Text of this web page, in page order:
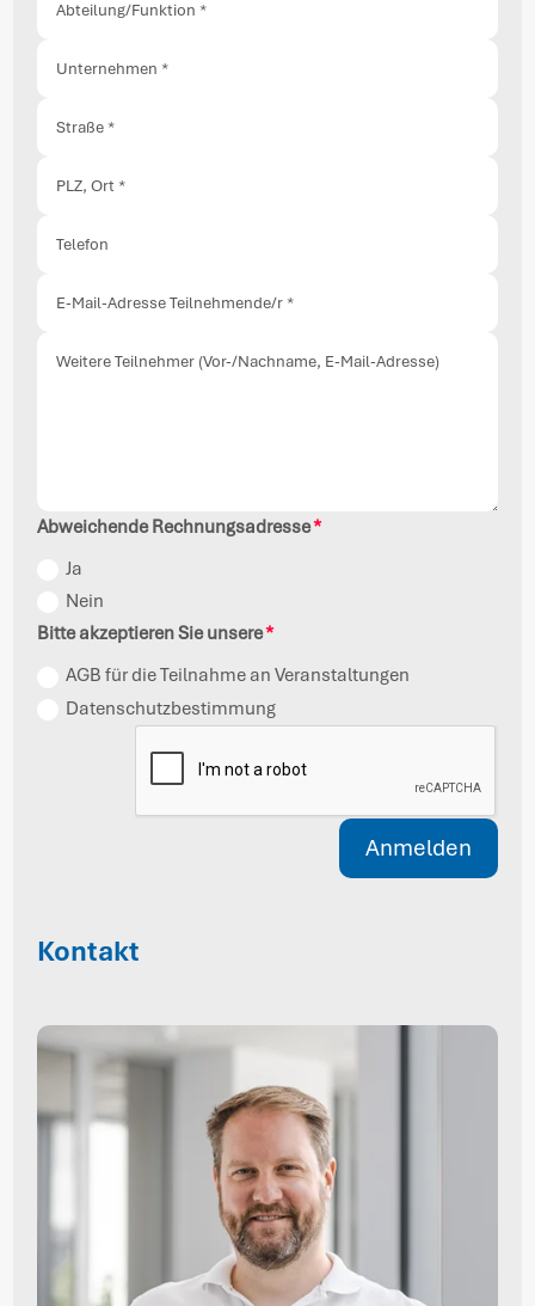
Abweichende Rechnungsadresse
Ja
Nein
Bitte akzeptieren Sie unsere
AGB für die Teilnahme an Veranstaltungen
Datenschutzbestimmung
Anmelden
Kontakt